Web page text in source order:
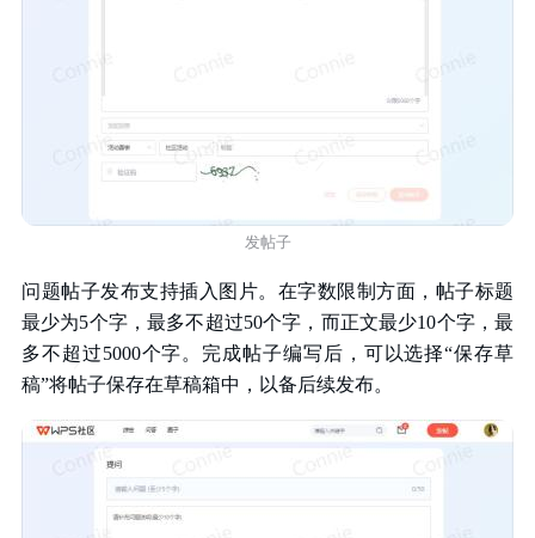
发帖子
问题帖子发布支持插入图片。在字数限制方面，帖子标题
最少为5个字，最多不超过50个字，而正文最少10个字，最
多不超过5000个字。完成帖子编写后，可以选择“保存草
稿”将帖子保存在草稿箱中，以备后续发布。